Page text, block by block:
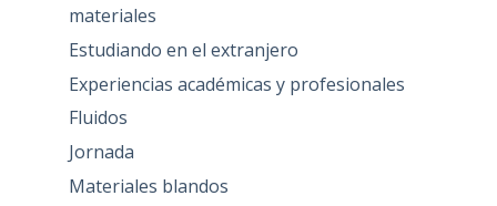
materiales
Estudiando en el extranjero
Experiencias académicas y profesionales
Fluidos
Jornada
Materiales blandos